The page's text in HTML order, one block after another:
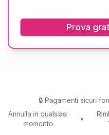
Prova
🔒 Pagamenti sicuri
Annulla in qualsiasi
momento
•